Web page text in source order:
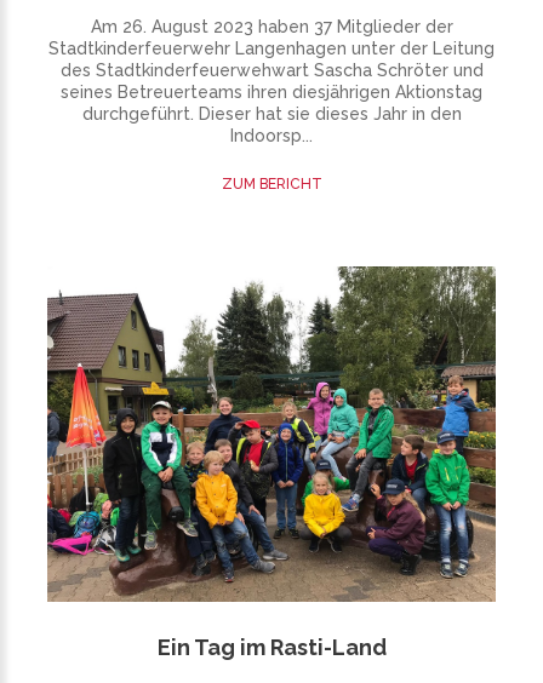
Am 26. August 2023 haben 37 Mitglieder der
Stadtkinderfeuerwehr Langenhagen unter der Leitung
des Stadtkinderfeuerwehwart Sascha Schröter und
seines Betreuerteams ihren diesjährigen Aktionstag
durchgeführt. Dieser hat sie dieses Jahr in den
Indoorsp...
ZUM BERICHT
Ein Tag im Rasti-Land